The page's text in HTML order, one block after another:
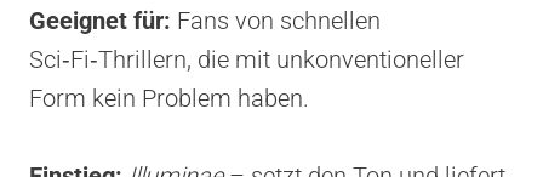
Geeignet für: Fans von schnellen
Sci‑Fi‑Thrillern, die mit unkonventioneller
Form kein Problem haben.